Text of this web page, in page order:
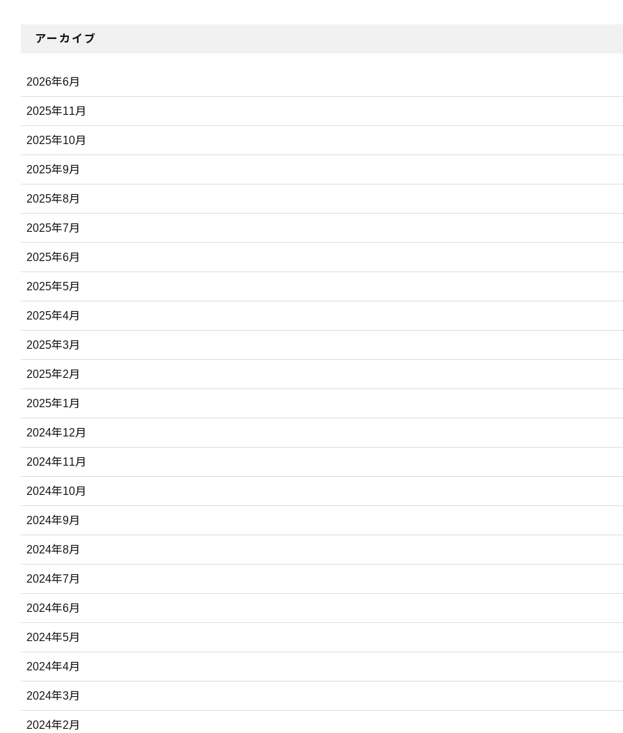
アーカイブ
2026年6月
2025年11月
2025年10月
2025年9月
2025年8月
2025年7月
2025年6月
2025年5月
2025年4月
2025年3月
2025年2月
2025年1月
2024年12月
2024年11月
2024年10月
2024年9月
2024年8月
2024年7月
2024年6月
2024年5月
2024年4月
2024年3月
2024年2月